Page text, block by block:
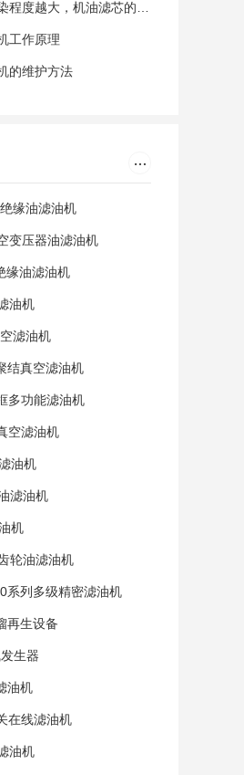
工作原理
的维护方法
缘油滤油机
变压器油滤油机
缘油滤油机
油机
滤油机
结真空滤油机
多功能滤油机
空滤油机
油机
滤油机
机
轮油滤油机
系列多级精密滤油机
再生设备
生器
油机
在线滤油机
油机